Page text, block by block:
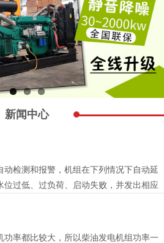
新闻中心
检测和报警，机组在下列情况下自动延
位过低、过负荷、启动失败，并发出相应
下，自动实现机组自动启动与停机，市电
功率都比较大，所以柴油发电机组功率一